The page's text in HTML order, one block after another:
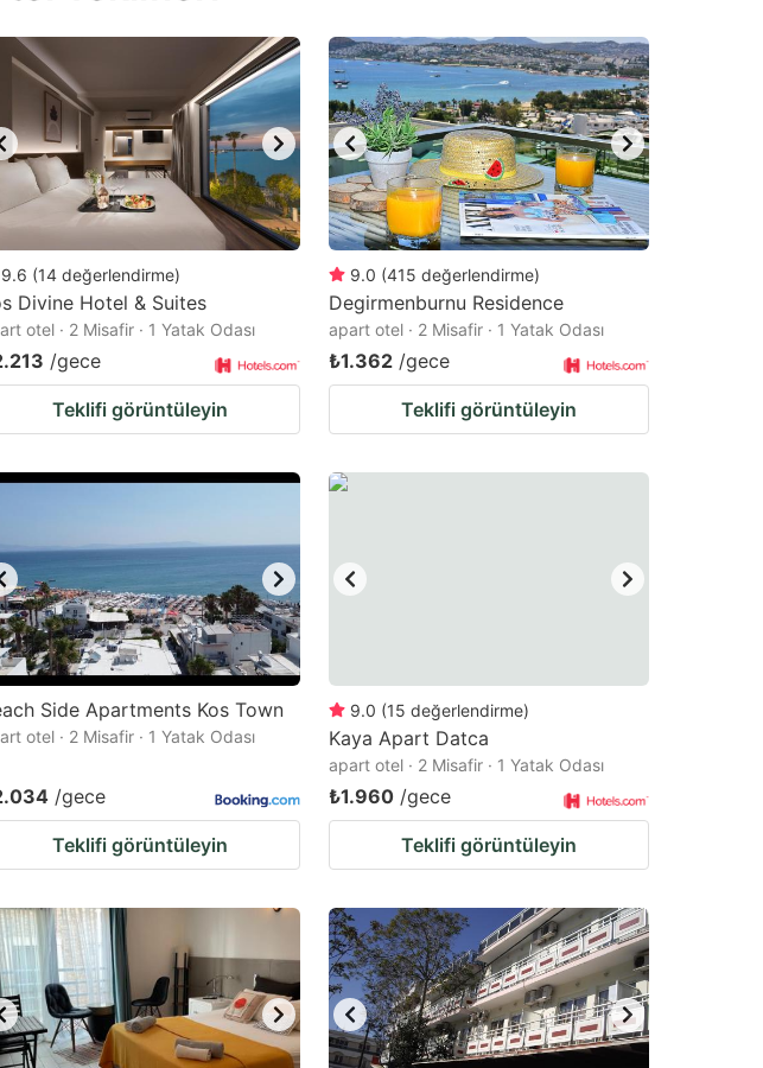
9.6 (14 değerlendirme)
Divine Hotel & Suites
otel · 2 Misafir · 1 Yatak Odası
/gece
Teklifi görüntüleyin
9.0 (415 değerlendirme)
Degirmenburnu Residence
apart otel · 2 Misafir · 1 Yatak Odası
₺1.362 /gece
Teklifi görüntüleyin
Side Apartments Kos Town
otel · 2 Misafir · 1 Yatak Odası
/gece
Teklifi görüntüleyin
9.0 (15 değerlendirme)
Kaya Apart Datca
apart otel · 2 Misafir · 1 Yatak Odası
₺1.960 /gece
Teklifi görüntüleyin